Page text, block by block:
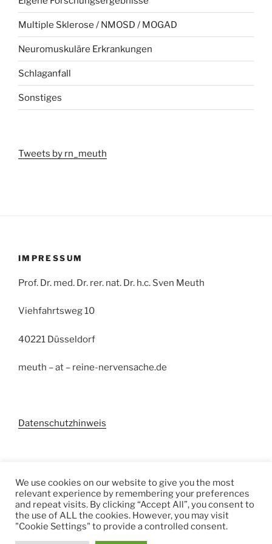
Multiple Sklerose / NMOSD / MOGAD
Neuromuskuläre Erkrankungen
Schlaganfall
Sonstiges
Tweets by rn_meuth
IMPRESSUM
Prof. Dr. med. Dr. rer. nat. Dr. h.c. Sven Meuth
Viehfahrtsweg 10
40221 Düsseldorf
meuth – at – reine-nervensache.de
Datenschutzhinweis
Suchen
Suchen
We use cookies on our website to give you the most
relevant experience by remembering your preferences
and repeat visits. By clicking “Accept All”, you consent to
the use of ALL the cookies. However, you may visit
"Cookie Settings" to provide a controlled consent.